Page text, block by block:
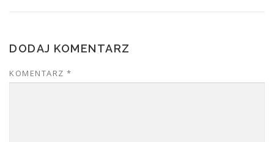
DODAJ KOMENTARZ
KOMENTARZ *